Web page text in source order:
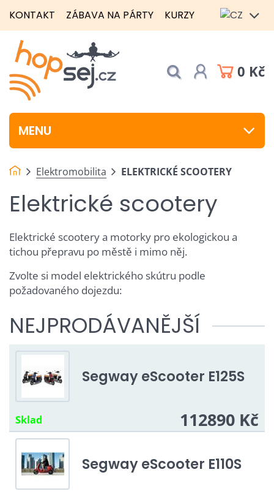
KONTAKT ZÁBAVA NA PÁRTY KURZY
0 Kč
MENU
Elektromobilita ELEKTRICKÉ SCOOTERY
Elektrické scootery
Elektrické scootery a motorky pro ekologickou a
tichou přepravu po městě i mimo něj.
Zvolte si model elektrického skútru podle
požadovaného dojezdu:
NEJPRODÁVANĚJŠÍ
Segway eScooter E125S
Sklad 112890 Kč
Segway eScooter E110S